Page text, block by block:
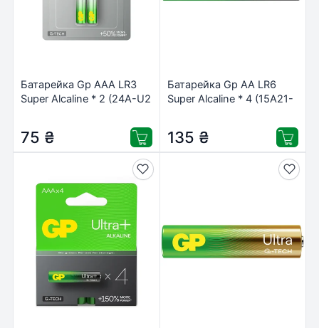
Батарейка Gp AAA LR3
Super Alcaline * 2 (24A-U2
75 ₴
Батарейка Gp AA LR6
Super Alcaline * 4 (15A21-
135 ₴